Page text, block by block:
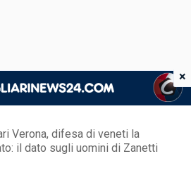
Verona, difesa di veneti la
il dato sugli uomini di Zanetti
×